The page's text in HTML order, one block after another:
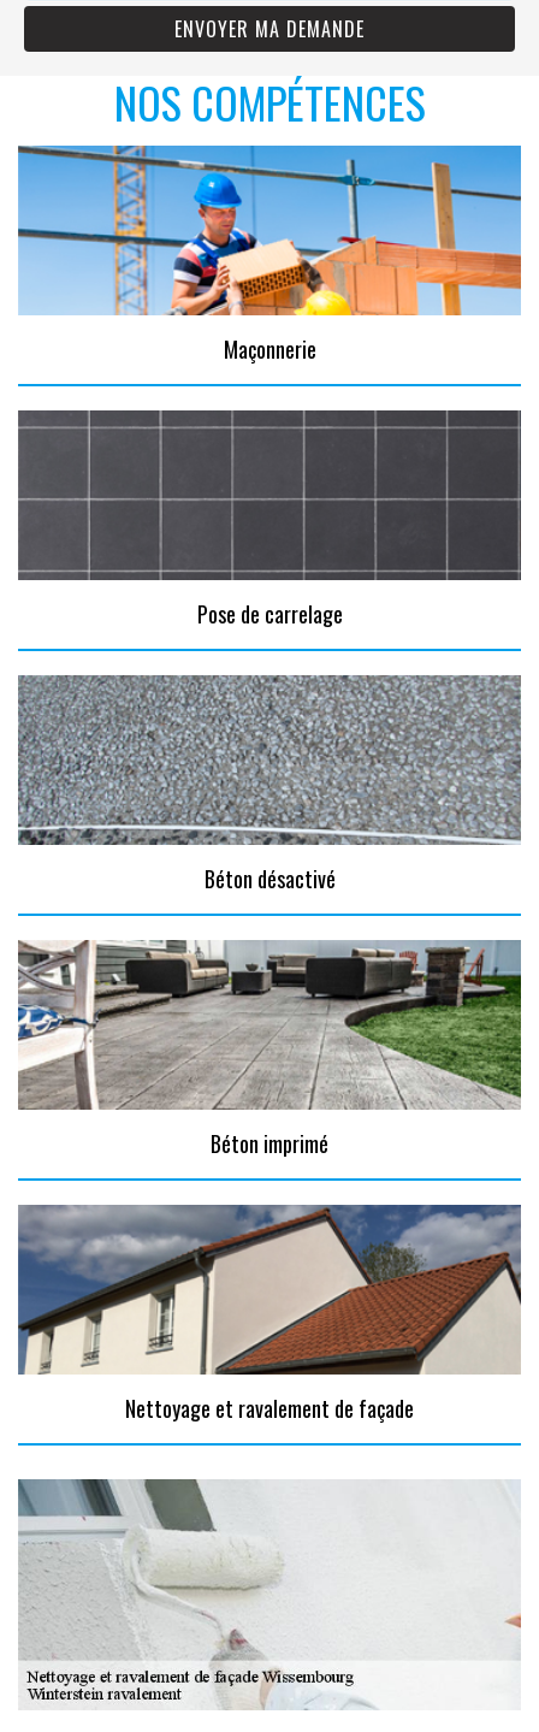
NOS COMPÉTENCES
Maçonnerie
Pose de carrelage
Béton désactivé
Béton imprimé
Nettoyage et ravalement de façade